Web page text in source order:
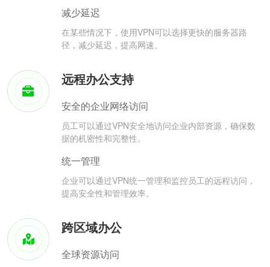
减少延迟
在某些情况下，使用VPN可以选择更快的服务器路
径，减少延迟，提高网速。
远程办公支持
安全的企业网络访问
员工可以通过VPN安全地访问企业内部资源，确保数
据的机密性和完整性。
统一管理
企业可以通过VPN统一管理和监控员工的远程访问，
提高安全性和管理效率。
跨区域办公
全球资源访问